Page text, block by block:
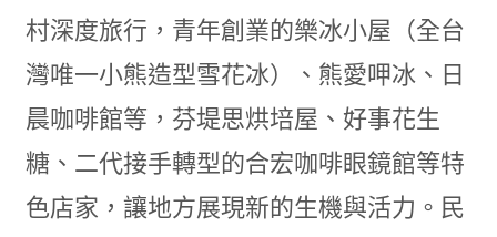
村深度旅行，青年創業的樂冰小屋（全台
灣唯一小熊造型雪花冰）、熊愛呷冰、日
晨咖啡館等，芬堤思烘培屋、好事花生
糖、二代接手轉型的合宏咖啡眼鏡館等特
色店家，讓地方展現新的生機與活力。民